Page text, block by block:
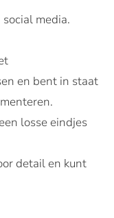
media.
en bent in staat
losse eindjes
detail en kunt